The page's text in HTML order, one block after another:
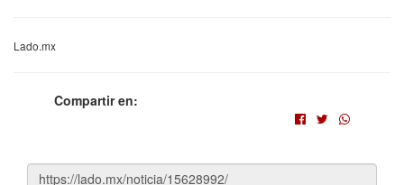
Lado.mx
Compartir en: